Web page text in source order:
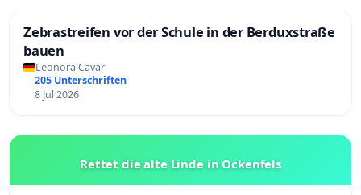
Zebrastreifen vor der Schule in der Berduxstraße
bauen
Leonora Cavar
205 Unterschriften
8 Jul 2026
Rettet die alte Linde in Ockenfels